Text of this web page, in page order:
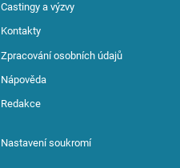
Castingy a výzvy
Kontakty
Zpracování osobních údajů
Nápověda
Redakce
Nastavení soukromí